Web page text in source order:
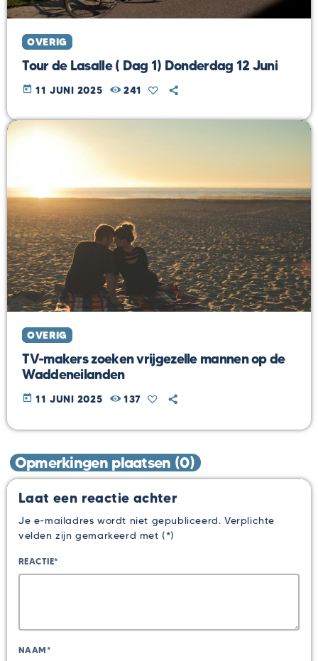
OVERIG
Tour de Lasalle ( Dag 1) Donderdag 12 Juni
today 11 JUNI 2025 241
OVERIG
TV-makers zoeken vrijgezelle mannen op de
Waddeneilanden
today 11 JUNI 2025 137
Opmerkingen plaatsen (0)
Laat een reactie achter
Je e-mailadres wordt niet gepubliceerd. Verplichte
velden zijn gemarkeerd met (*)
REACTIE*
NAAM*